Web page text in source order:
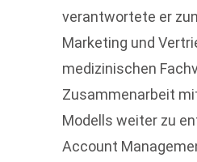
verantwortete er
Marketing und
medizinischen
Zusammenarbeit
Modells weiter zu
Account